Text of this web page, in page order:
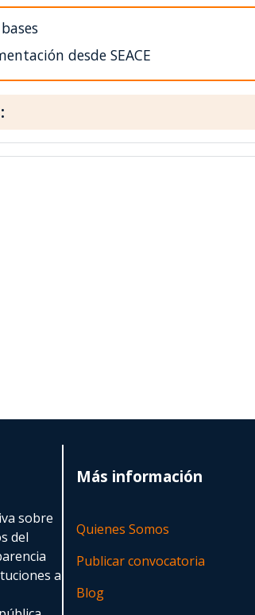
desde SEACE
sobre
del
a
Más información
Quienes Somos
Publicar convocatoria
Blog